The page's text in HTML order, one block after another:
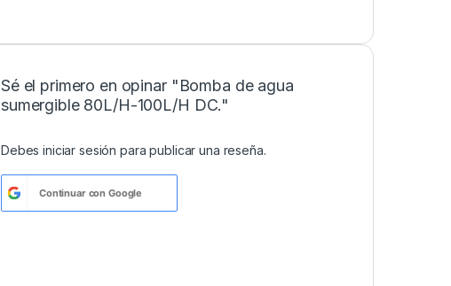
Sé el primero en opinar "Bomba de agua
sumergible 80L/H-100L/H DC."
Debesiniciar sesión para publicar una reseña.
Continuar conGoogle